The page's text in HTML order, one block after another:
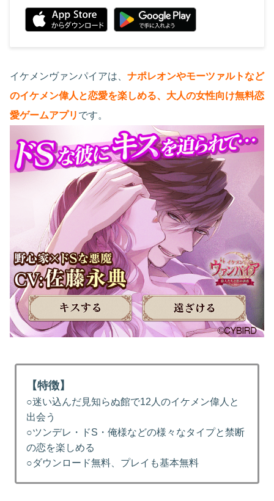
イケメンヴァンパイアは、 ナポレオンやモーツァルトなど
のイケメン偉人と恋愛を楽しめる、大人の女性向け無料恋
愛ゲームアプリ です。
【特徴】
○迷い込んだ見知らぬ館で12人のイケメン偉人と
出会う
○ツンデレ・ドS・俺様などの様々なタイプと禁断
の恋を楽しめる
○ダウンロード無料、プレイも基本無料